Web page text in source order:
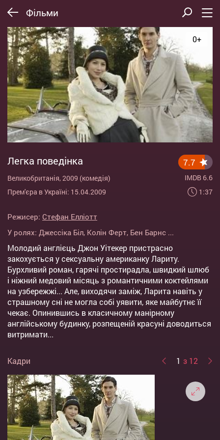
Фільми
0+
Легка поведінка
Великобританія, 2009 (комедія)
Прем'єра в Україні: 15.04.2009
7.7
IMDB 6.6
1:37
Режисер: Стефан Елліотт
У ролях: Джессіка Біл, Колін Ферт, Бен Барнс ...
Молодий англієць Джон Уітекер пристрасно
закохується у сексуальну американку Лариту.
Бурхливий роман, гарячі простирадла, швидкий шлюб
і ніжний медовий місяць з романтичними коктейлями
на узбережжі... Але, виходячи заміж, Ларита навіть у
страшному сні не могла собі уявити, яке майбутнє її
чекає. Опинившись в класичному манірному
англійському будинку, розпещеній красуні доводиться
витримати...
Кадри 1 з 12